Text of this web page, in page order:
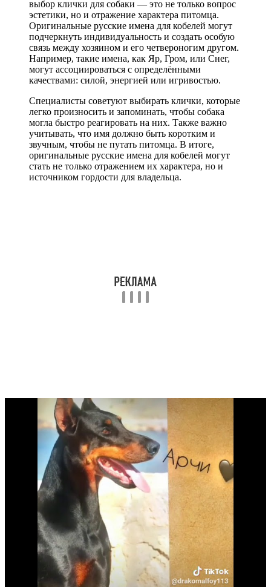
выбор клички для собаки — это не только вопрос
эстетики, но и отражение характера питомца.
Оригинальные русские имена для кобелей могут
подчеркнуть индивидуальность и создать особую
связь между хозяином и его четвероногим другом.
Например, такие имена, как Яр, Гром, или Снег,
могут ассоциироваться с определёнными
качествами: силой, энергией или игривостью.
Специалисты советуют выбирать клички, которые
легко произносить и запоминать, чтобы собака
могла быстро реагировать на них. Также важно
учитывать, что имя должно быть коротким и
звучным, чтобы не путать питомца. В итоге,
оригинальные русские имена для кобелей могут
стать не только отражением их характера, но и
источником гордости для владельца.